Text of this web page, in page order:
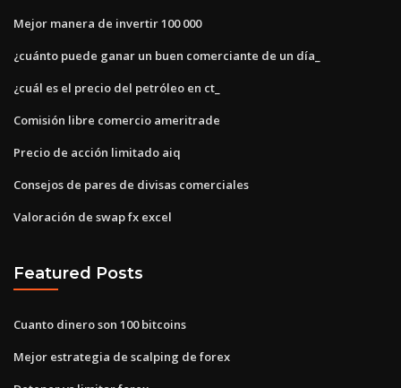
Mejor manera de invertir 100 000
¿cuánto puede ganar un buen comerciante de un día_
¿cuál es el precio del petróleo en ct_
Comisión libre comercio ameritrade
Precio de acción limitado aiq
Consejos de pares de divisas comerciales
Valoración de swap fx excel
Featured Posts
Cuanto dinero son 100 bitcoins
Mejor estrategia de scalping de forex